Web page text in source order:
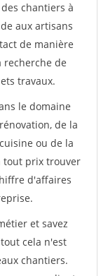
chantiers à
aux artisans
de manière
recherche de
travaux.
le domaine
de la
ou de la
tout prix trouver
d'affaires
et savez
cela n'est
chantiers.